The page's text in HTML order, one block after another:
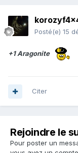
Posté(e) 15
+1 Aragonite
Citer
Rejoindre le
Pour poster un